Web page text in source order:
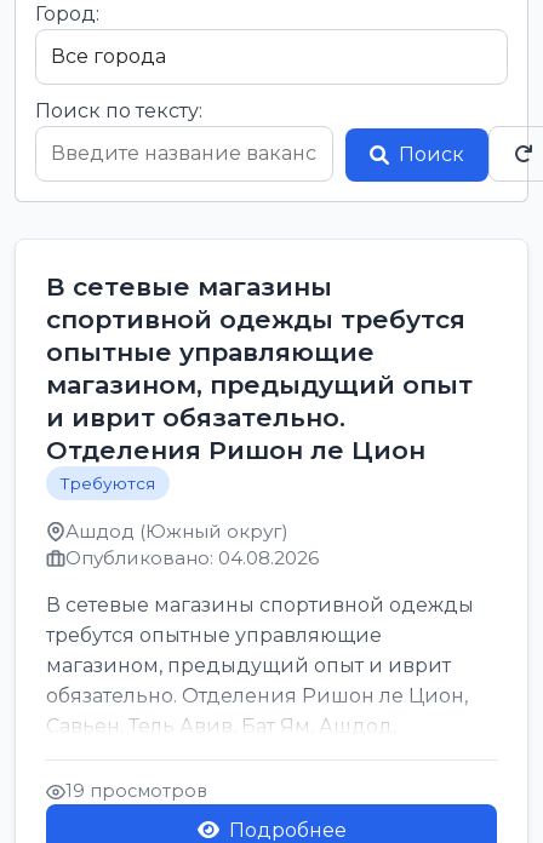
Город:
Поиск по тексту:
Поиск
В сетевые магазины
спортивной одежды требутся
опытные управляющие
магазином, предыдущий опыт
и иврит обязательно.
Отделения Ришон ле Цион
Требуются
Ашдод (Южный округ)
Опубликовано: 04.08.2026
В сетевые магазины спортивной одежды
требутся опытные управляющие
магазином, предыдущий опыт и иврит
обязательно. Отделения Ришон ле Цион,
Савьен, Тель Авив, Бат Ям, Ашдод,
Ашкелон, Кфар Саба, Маале А...
19 просмотров
Подробнее